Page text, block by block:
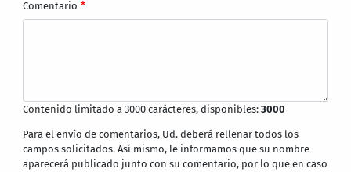
Comentario
Contenido limitado a 3000 carácteres, disponibles:3000
Para el envío de comentarios, Ud. deberá rellenar todos los
campos solicitados. Así mismo, le informamos que su nombre
aparecerá publicado junto con su comentario, por lo que en caso